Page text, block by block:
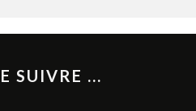
SUIVRE ...